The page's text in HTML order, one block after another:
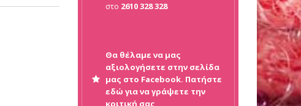
στο 2610 328 328
Θα θέλαμε να μας
αξιολογήσετε στην σελίδα
μας στο Facebook. Πατήστε
εδώ για να γράψετε την
κριτική σας